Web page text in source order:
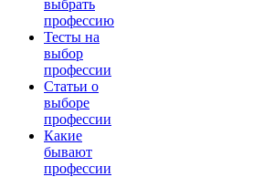
выбрать
профессию
Тесты на
выбор
профессии
Статьи о
выборе
профессии
Какие
бывают
профессии